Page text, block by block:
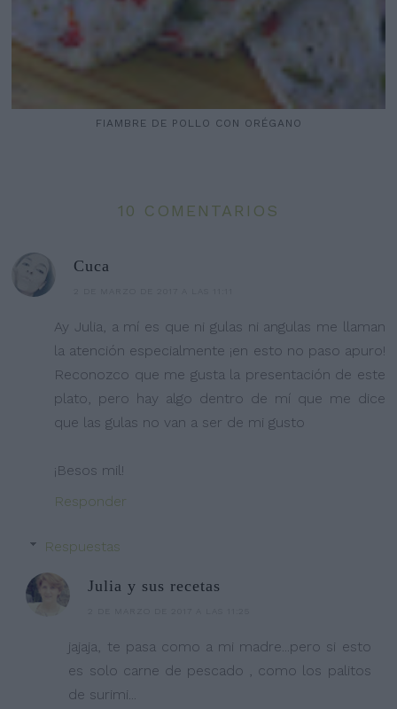
FIAMBRE DE POLLO CON ORÉGANO
10 COMENTARIOS
Cuca
Ay Julia, a mí es que ni gulas ni angulas me llaman
la atención especialmente ¡en esto no paso apuro!
Reconozco que me gusta la presentación de este
plato, pero hay algo dentro de mí que me dice
que las gulas no van a ser de mi gusto
¡Besos mil!
Responder
Respuestas
Julia y sus recetas
jajaja, te pasa como a mi madre...pero si esto
es solo carne de pescado , como los palitos
de surimi...